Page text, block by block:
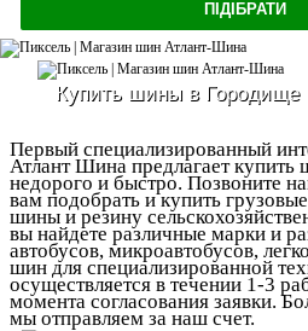
Купить шины в Городище
Первый специализированный
Атлант Шина предлагает
недорого и быстро. Позвоните
вам подобрать и купить
шины и резину
вы найдете различные марки и
автобусов, микроавтобусов,
шин для специализированной
осуществляется в течении 1-3
момента согласования заявки.
мы отправляем за наш счет.